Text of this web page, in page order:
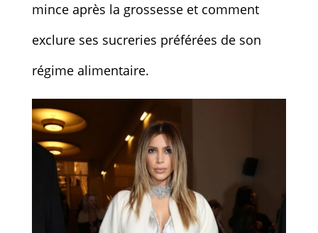
mince après la grossesse et comment
exclure ses sucreries préférées de son
régime alimentaire.